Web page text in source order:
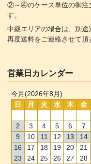
②～④のケース単位の御注
す。
中継エリアの場合は、別
再度送料をご連絡させて頂
営業日カレンダー
今月(2026年8月)
日
月 火 水 木 金
2
3 4 5 6 7
9
10 11 12 13 14
16
17 18 19 20 21
23
24 25 26 27 28